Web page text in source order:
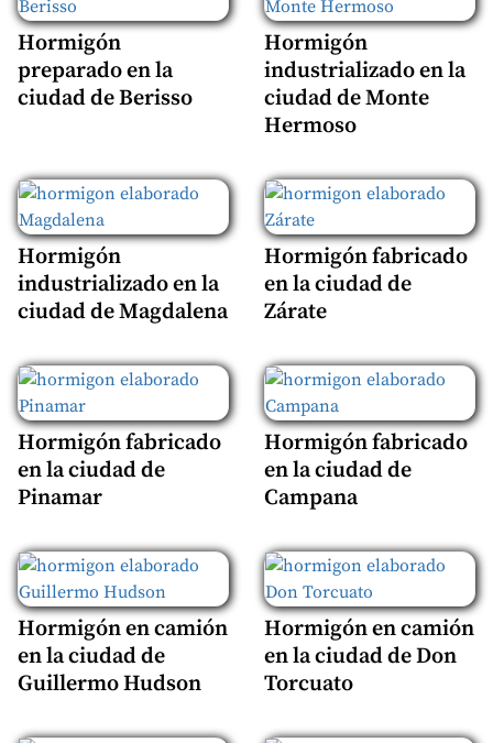
Hormigón
preparado en la
ciudad de Berisso
Hormigón
industrializado en la
ciudad de Monte
Hermoso
Hormigón
industrializado en la
ciudad de Magdalena
Hormigón fabricado
en la ciudad de
Zárate
Hormigón fabricado
en la ciudad de
Pinamar
Hormigón fabricado
en la ciudad de
Campana
Hormigón en camión
en la ciudad de
Guillermo Hudson
Hormigón en camión
en la ciudad de Don
Torcuato